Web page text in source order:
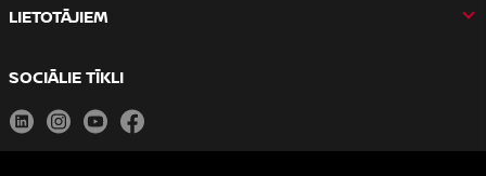
LIETOTĀJIEM
SOCIĀLIE TĪKLI
LinkedIn
Instagram
Youtube